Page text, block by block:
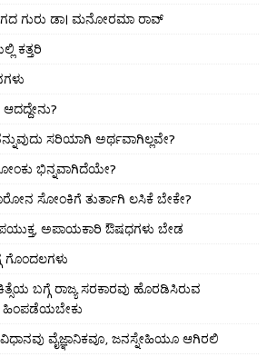
ಗುರು ಡಾ। ಮನೋರಮಾ ರಾವ್
ಕತ್ತರಿ
ಸರಿಯಾಗಿ ಅರ್ಥವಾಗಿಲ್ಲವೇ?
ಭಿನ್ನವಾಗಿದೆಯೇ?
ಸೋಂಕಿಗೆ ತುರ್ತಾಗಿ ಲಸಿಕೆ ಬೇಕೇ?
ಅಪಾಯಕಾರಿ ಔಷಧಗಳು ಬೇಡ
ಬಗ್ಗೆ ರಾಜ್ಯ ಸರಕಾರವು ಹೊರಡಿಸಿರುವ
ಹಿಂಪಡೆಯಬೇಕು
ವೈಜ್ಞಾನಿಕವೂ, ಜನಸ್ನೇಹಿಯೂ ಆಗಿರಲಿ